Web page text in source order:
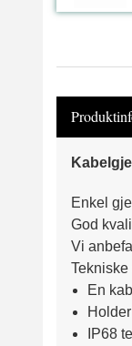
Enkel
God
Vi
Tekniske
En
IP68